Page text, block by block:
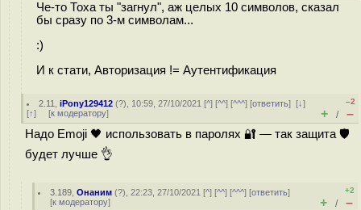
Че-то Тоха ты "загнул", аж целых 10 символов, сказал
бы сразу по 3-м символам...
:)
И к стати, Авторизация != Аутентификация
2.11 ,iPony129412 (?), 10:59, 27/10/2021 [^] [^^] [^^^] [ответить][↓]
[↑] [к модератору]
–2
+ / –
Надо Emoji 🖤 использовать в паролях 🔐 — так защита 🛡
будет лучше 👌
3.189 ,Онаним (?), 22:23, 27/10/2021 [^] [^^] [^^^] [ответить]
[к модератору]
+2
+ / –